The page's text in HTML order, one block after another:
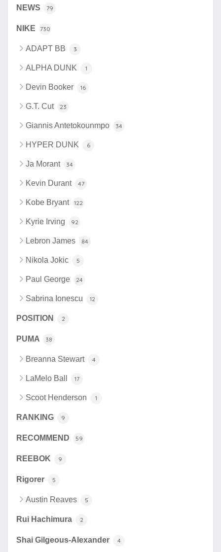
NEWS 79
NIKE 730
ADAPT BB 3
ALPHA DUNK 1
Devin Booker 16
G.T. Cut 23
Giannis Antetokounmpo 34
HYPER DUNK 6
Ja Morant 34
Kevin Durant 47
Kobe Bryant 122
Kyrie Irving 92
Lebron James 84
Nikola Jokic 5
Paul George 24
Sabrina Ionescu 12
POSITION 2
PUMA 38
Breanna Stewart 4
LaMelo Ball 17
Scoot Henderson 1
RANKING 9
RECOMMEND 59
REEBOK 9
Rigorer 5
Austin Reaves 5
Rui Hachimura 2
Shai Gilgeous-Alexander 4